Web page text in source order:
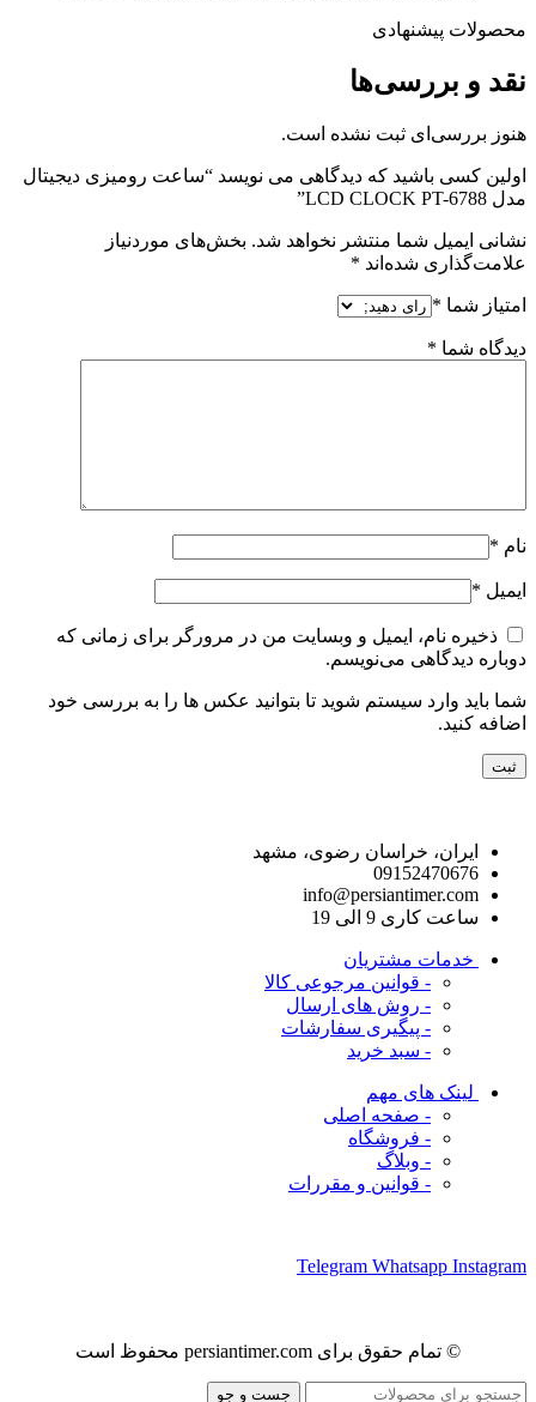
محصولات پیشنهادی
نقد و بررسی‌ها
هنوز بررسی‌ای ثبت نشده است.
اولین کسی باشید که دیدگاهی می نویسد “ساعت رومیزی دیجیتال
مدل LCD CLOCK PT-6788”
نشانی ایمیل شما منتشر نخواهد شد. بخش‌های موردنیاز
علامت‌گذاری شده‌اند *
امتیاز شما *
دیدگاه شما *
نام *
ایمیل *
ذخیره نام، ایمیل و وبسایت من در مرورگر برای زمانی که
دوباره دیدگاهی می‌نویسم.
شما باید وارد سیستم شوید تا بتوانید عکس ها را به بررسی خود
اضافه کنید.
ایران، خراسان رضوی، مشهد
09152470676
info@persiantimer.com
ساعت کاری 9 الی 19
خدمات مشتریان
- قوانین مرجوعی کالا
- روش های ارسال
- پیگیری سفارشات
- سبد خرید
لینک های مهم
- صفحه اصلی
- فروشگاه
- وبلاگ
- قوانین و مقررات
Telegram Whatsapp Instagram
© تمام حقوق برای persiantimer.com محفوظ است
جست و جو